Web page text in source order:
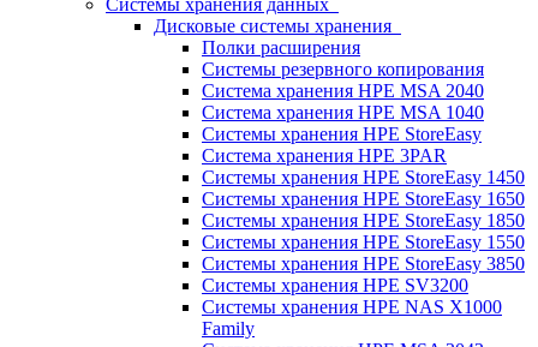
Системы хранения данных
Дисковые системы хранения
Полки расширения
Системы резервного копирования
Система хранения HPE MSA 2040
Система хранения HPE MSA 1040
Системы хранения HPE StoreEasy
Система хранения HPE 3PAR
Системы хранения HPE StoreEasy 1450
Системы хранения HPE StoreEasy 1650
Системы хранения HPE StoreEasy 1850
Системы хранения HPE StoreEasy 1550
Системы хранения HPE StoreEasy 3850
Системы хранения HPE SV3200
Системы хранения HPE NAS X1000
Family